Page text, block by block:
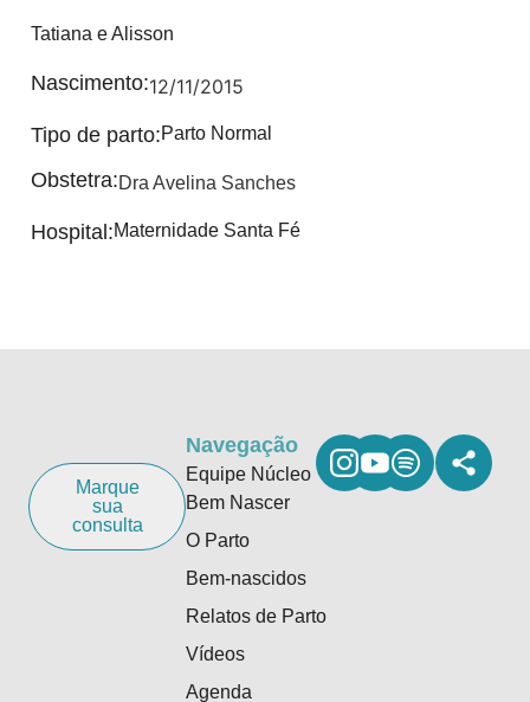
Tatiana e Alisson
Nascimento:12/11/2015
Tipo de parto:Parto Normal
Obstetra:Dra Avelina Sanches
Hospital:Maternidade Santa Fé
Marque
sua
consulta
Navegação
Equipe Núcleo
Bem Nascer
O Parto
Bem-nascidos
Relatos de Parto
Vídeos
Agenda